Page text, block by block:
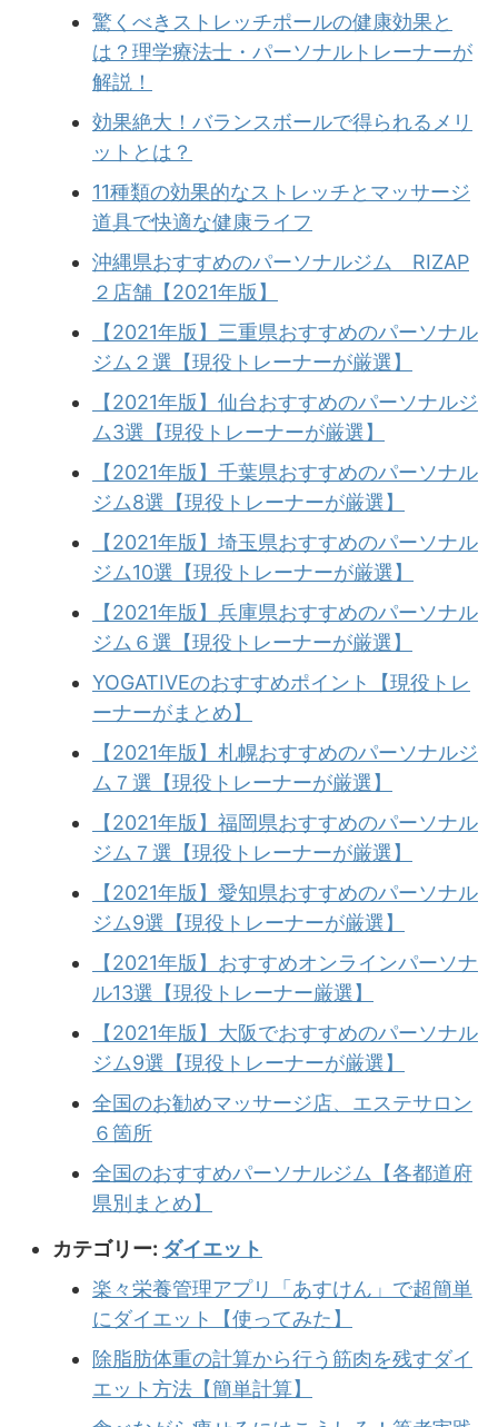
驚くべきストレッチポールの健康効果と
は？理学療法士・パーソナルトレーナーが
解説！
効果絶大！バランスボールで得られるメリ
ットとは？
11種類の効果的なストレッチとマッサージ
道具で快適な健康ライフ
沖縄県おすすめのパーソナルジム RIZAP
２店舗【2021年版】
【2021年版】三重県おすすめのパーソナル
ジム２選【現役トレーナーが厳選】
【2021年版】仙台おすすめのパーソナルジ
ム3選【現役トレーナーが厳選】
【2021年版】千葉県おすすめのパーソナル
ジム8選【現役トレーナーが厳選】
【2021年版】埼玉県おすすめのパーソナル
ジム10選【現役トレーナーが厳選】
【2021年版】兵庫県おすすめのパーソナル
ジム６選【現役トレーナーが厳選】
YOGATIVEのおすすめポイント【現役トレ
ーナーがまとめ】
【2021年版】札幌おすすめのパーソナルジ
ム７選【現役トレーナーが厳選】
【2021年版】福岡県おすすめのパーソナル
ジム７選【現役トレーナーが厳選】
【2021年版】愛知県おすすめのパーソナル
ジム9選【現役トレーナーが厳選】
【2021年版】おすすめオンラインパーソナ
ル13選【現役トレーナー厳選】
【2021年版】大阪でおすすめのパーソナル
ジム9選【現役トレーナーが厳選】
全国のお勧めマッサージ店、エステサロン
６箇所
全国のおすすめパーソナルジム【各都道府
県別まとめ】
カテゴリー: ダイエット
楽々栄養管理アプリ「あすけん」で超簡単
にダイエット【使ってみた】
除脂肪体重の計算から行う筋肉を残すダイ
エット方法【簡単計算】